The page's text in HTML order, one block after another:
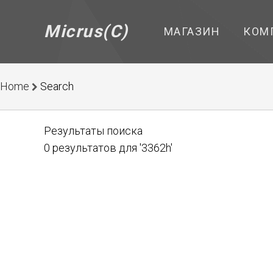
Micrus(C) МАГАЗИН
Home Search
Результаты поиска
0 результатов для '3362h'